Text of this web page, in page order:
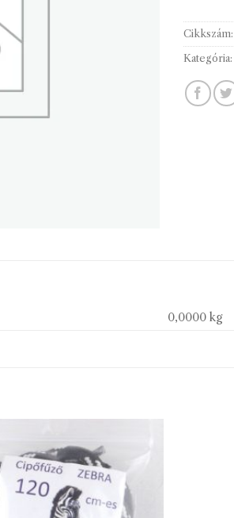
Cikkszám:
Kategória:
0,0000 kg